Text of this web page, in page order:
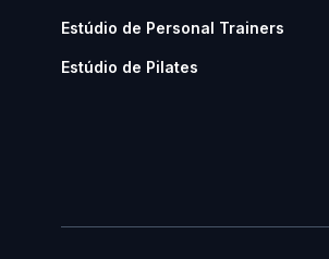
Estúdio de Personal Trainers
Estúdio de Pilates